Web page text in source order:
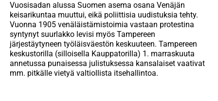
Vuosisadan alussa Suomen asema osana Venäjän
keisarikuntaa muuttui, eikä poliittisia uudistuksia tehty.
Vuonna 1905 venäläistämistoimia vastaan protestina
syntynyt suurlakko levisi myös Tampereen
järjestäytyneen työläisväestön keskuuteen. Tampereen
keskustorilla (silloisella Kauppatorilla) 1. marraskuuta
annetussa punaisessa julistuksessa kansalaiset vaativat
mm. pitkälle vietyä valtiollista itsehallintoa.